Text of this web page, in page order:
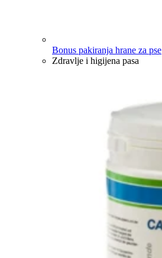
Bonus pakiranja hrane za pse
Zdravlje i higijena pasa